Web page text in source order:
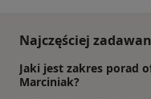
Najczęściej
Jaki jest zakres porad
Marciniak?